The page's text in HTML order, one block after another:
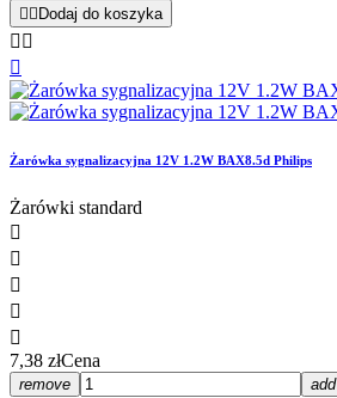
  Dodaj do koszyka
 

Żarówka sygnalizacyjna 12V 1.2W BAX8.5d Philips
Żarówki standard





7,38 złCena
remove add